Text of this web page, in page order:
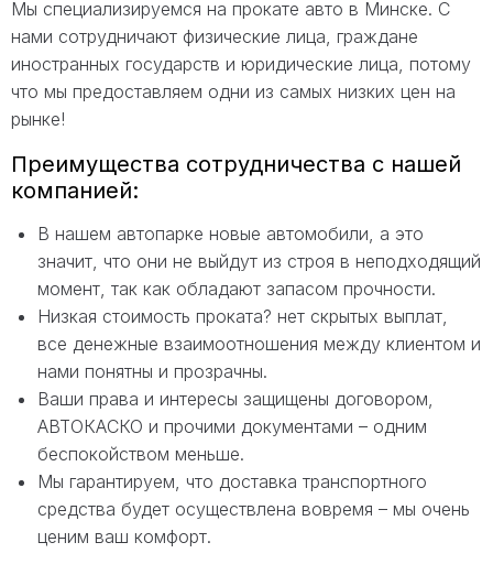
Мы специализируемся на прокате авто в Минске. С
нами сотрудничают физические лица, граждане
иностранных государств и юридические лица, потому
что мы предоставляем одни из самых низких цен на
рынке!
Преимущества сотрудничества с нашей
компанией:
В нашем автопарке новые автомобили, а это
значит, что они не выйдут из строя в неподходящий
момент, так как обладают запасом прочности.
Низкая стоимость проката? нет скрытых выплат,
все денежные взаимоотношения между клиентом и
нами понятны и прозрачны.
Ваши права и интересы защищены договором,
АВТОКАСКО и прочими документами – одним
беспокойством меньше.
Мы гарантируем, что доставка транспортного
средства будет осуществлена вовремя – мы очень
ценим ваш комфорт.